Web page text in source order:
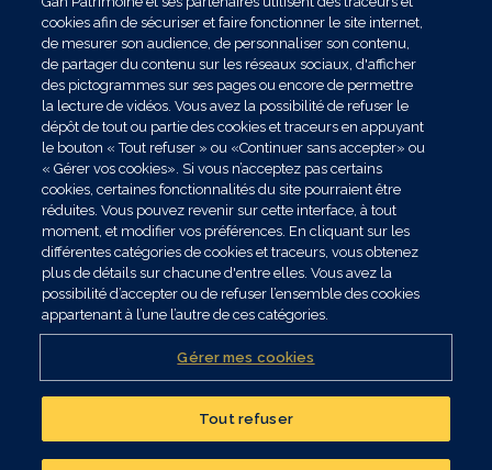
Publié le 31/07/2026
cookies afin de sécuriser et faire fonctionner le site internet,
de mesurer son audience, de personnaliser son contenu,
de partager du contenu sur les réseaux sociaux, d'afficher
des pictogrammes sur ses pages ou encore de permettre
la lecture de vidéos. Vous avez la possibilité de refuser le
dépôt de tout ou partie des cookies et traceurs en appuyant
le bouton « Tout refuser » ou «Continuer sans accepter» ou
« Gérer vos cookies». Si vous n’acceptez pas certains
cookies, certaines fonctionnalités du site pourraient être
réduites. Vous pouvez revenir sur cette interface, à tout
moment, et modifier vos préférences. En cliquant sur les
différentes catégories de cookies et traceurs, vous obtenez
plus de détails sur chacune d'entre elles. Vous avez la
possibilité d’accepter ou de refuser l’ensemble des cookies
appartenant à l’une l’autre de ces catégories.
Gérer mes cookies
Tout refuser